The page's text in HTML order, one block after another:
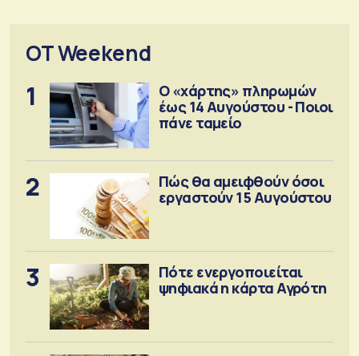
OT Weekend
1
Ο «χάρτης» πληρωμών
έως 14 Αυγούστου - Ποιοι
πάνε ταμείο
2
Πώς θα αμειφθούν όσοι
εργαστούν 15 Αυγούστου
3
Πότε ενεργοποιείται
ψηφιακά η κάρτα Αγρότη